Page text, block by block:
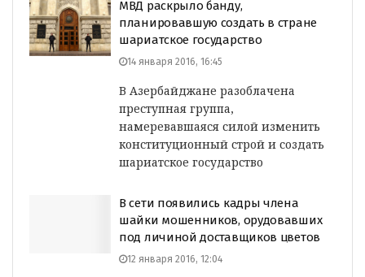
МВД раскрыло банду,
планировавшую создать в стране
шариатское государство
14 января 2016, 16:45
В Азербайджане разоблачена
преступная группа,
намеревавшаяся силой изменить
конституционный строй и создать
шариатское государство
В сети появились кадры члена
шайки мошенников, орудовавших
под личиной доставщиков цветов
12 января 2016, 12:04